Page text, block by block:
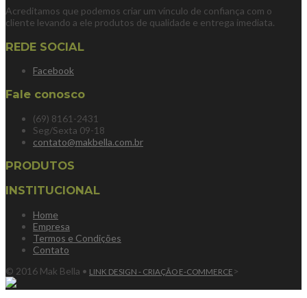
Acreditamos que podemos criar um vínculo de confiança com o
cliente levando a ele produtos de qualidade e entrega imediata.
REDE SOCIAL
Facebook
Fale conosco
(69) 8161-2431
Seg/Sexta 09-18
contato@makbella.com.br
PRODUTOS
INSTITUCIONAL
Home
Empresa
Termos e Condições
Contato
© 2016 Mak Bella • LINK DESIGN - CRIAÇÃO E-COMMERCE >